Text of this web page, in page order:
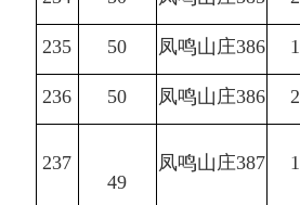
235 50 凤鸣山庄386
236 50 凤鸣山庄386
237
49
凤鸣山庄387